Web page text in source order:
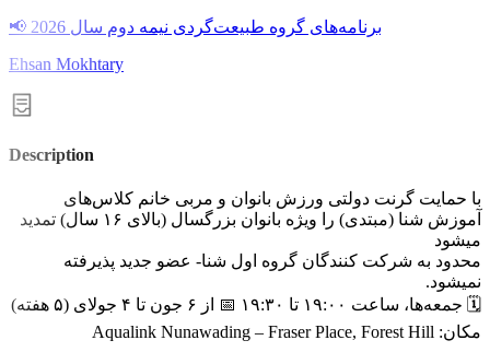
📢 برنامه‌های گروه طبیعت‌گردی نیمه دوم سال 2026
Ehsan Mokhtary
Description
با حمایت گرنت دولتی ورزش بانوان و مربی ‌خانم کلاس‌های
آموزش شنا (مبتدی) را ویژه بانوان بزرگسال (بالای ۱۶ سال) تمدید
میشود
محدود به شرکت کنندگان گروه اول شنا- عضو جدید پذیرفته
نمیشود.
🗓 جمعه‌ها، ساعت ۱۹:۰۰ تا ۱۹:۳۰ 📅 از ۶ جون تا ۴ جولای (۵ هفته)
مکان: Aqualink Nunawading – Fraser Place, Forest Hill